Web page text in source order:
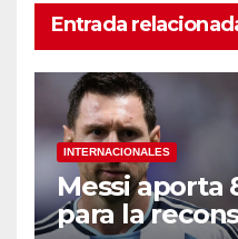
Entrada
INTERNACIONALES
Messi aporta
para la